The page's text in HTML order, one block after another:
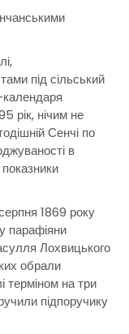
під сільський
календаря
рік, нічим не
Сенчі по
в
1869 року
парафіяни
Лохвицького
обрали
терміном на три
підпоручику